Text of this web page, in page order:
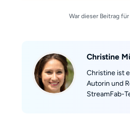
War dieser Beitrag
Christine
Christine ist
Autorin und
StreamFab-